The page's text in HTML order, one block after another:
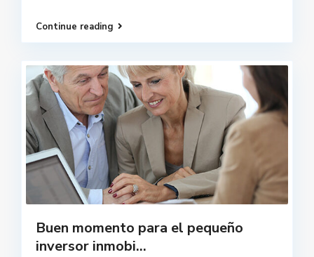
Continue reading
Buen momento para el pequeño
inversor inmobi...